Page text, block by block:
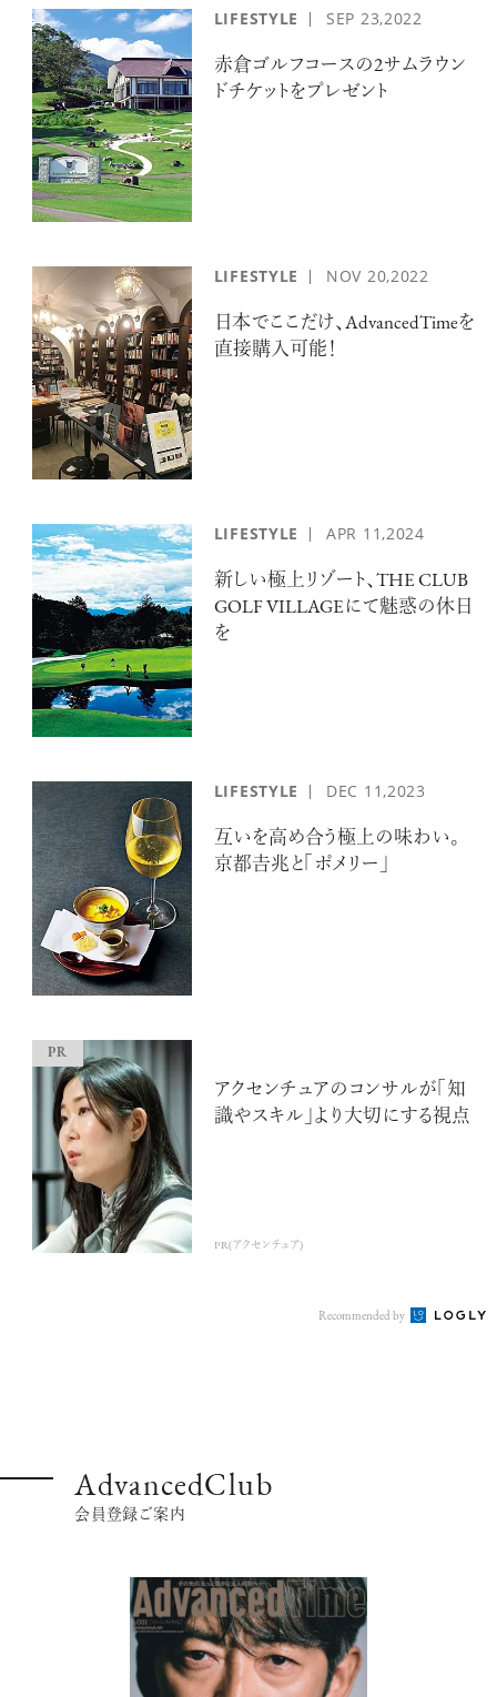
LIFESTYLE SEP 23,2022
赤倉ゴルフコースの2サムラウン
ドチケットをプレゼント
LIFESTYLE NOV 20,2022
日本でここだけ、AdvancedTimeを
直接購入可能！
LIFESTYLE APR 11,2024
新しい極上リゾート、THE CLUB
GOLF VILLAGEにて魅惑の休日
を
LIFESTYLE DEC 11,2023
互いを高め合う極上の味わい。
京都𠮷兆と「ポメリー」
アクセンチュアのコンサルが「知
識やスキル」より大切にする視点
PR(アクセンチュア)
Recommended by
AdvancedClub
会員登録ご案内